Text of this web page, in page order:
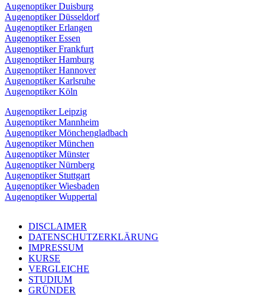
Augenoptiker Duisburg
Augenoptiker Düsseldorf
Augenoptiker Erlangen
Augenoptiker Essen
Augenoptiker Frankfurt
Augenoptiker Hamburg
Augenoptiker Hannover
Augenoptiker Karlsruhe
Augenoptiker Köln
Augenoptiker Leipzig
Augenoptiker Mannheim
Augenoptiker Mönchengladbach
Augenoptiker München
Augenoptiker Münster
Augenoptiker Nürnberg
Augenoptiker Stuttgart
Augenoptiker Wiesbaden
Augenoptiker Wuppertal
DISCLAIMER
DATENSCHUTZERKLÄRUNG
IMPRESSUM
KURSE
VERGLEICHE
STUDIUM
GRÜNDER